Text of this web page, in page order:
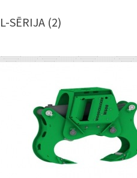
L-SĒRIJA (2)